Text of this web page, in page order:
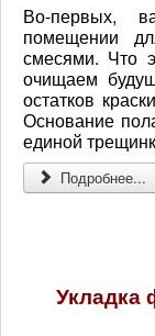
Во-первых,
помещении
смесями. Что
очищаем
остатков
Основание
единой
Подробнее...
Укладка